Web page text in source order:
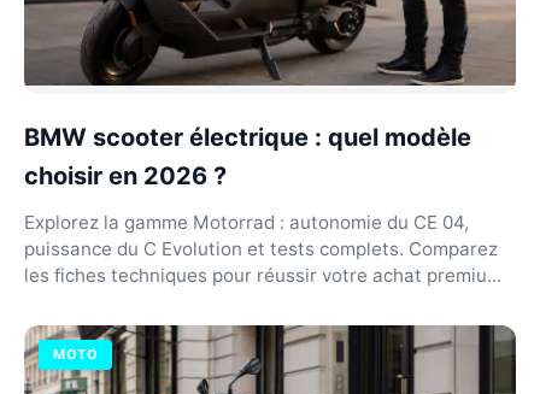
BMW scooter électrique : quel modèle
choisir en 2026 ?
Explorez la gamme Motorrad : autonomie du CE 04,
puissance du C Evolution et tests complets. Comparez
les fiches techniques pour réussir votre achat premiu...
MOTO